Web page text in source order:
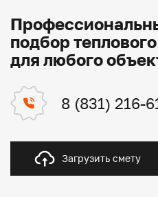
подбор
для любого
8 (831) 216-
Загрузить смету